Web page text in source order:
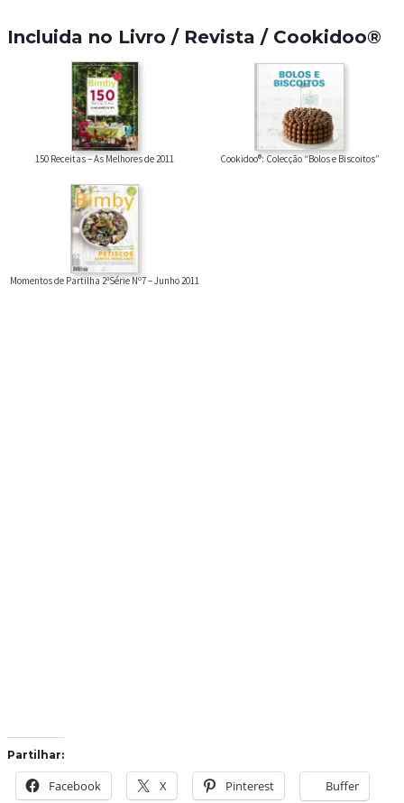
Incluida no Livro / Revista / Cookidoo®
150 Receitas – As Melhores de 2011 Cookidoo®: Colecção “Bolos e Biscoitos”
Momentos de Partilha 2ªSérie Nº7 – Junho 2011
Partilhar:
Facebook X Pinterest Buffer